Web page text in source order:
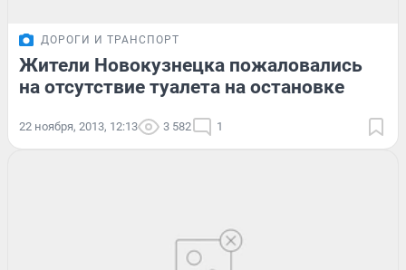
ДОРОГИ И ТРАНСПОРТ
Жители Новокузнецка пожаловались
на отсутствие туалета на остановке
22 ноября, 2013, 12:13 3 582 1